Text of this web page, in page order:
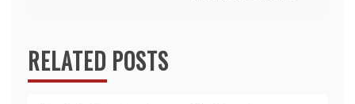
RELATED POSTS